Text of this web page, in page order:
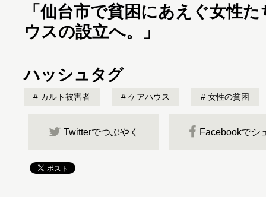
「仙台市で貧困にあえぐ女性
ウスの設立へ。
」
ハッシュタグ
カルト被害者 ケアハウス 女性の貧困
Twitterでつぶやく Facebookでシ